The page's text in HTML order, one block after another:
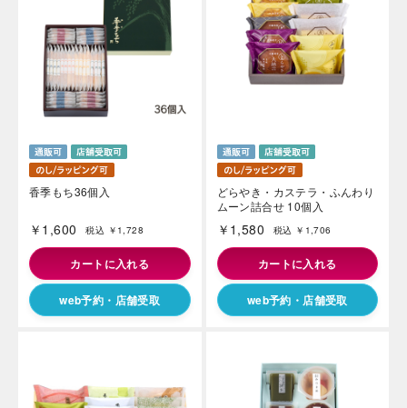
香季もち36個入
￥1,600 税込 ￥1,728
カートに入れる
web予約・店舗受取
どらやき・カステラ・ふんわり
ムーン詰合せ 10個入
￥1,580 税込 ￥1,706
カートに入れる
web予約・店舗受取